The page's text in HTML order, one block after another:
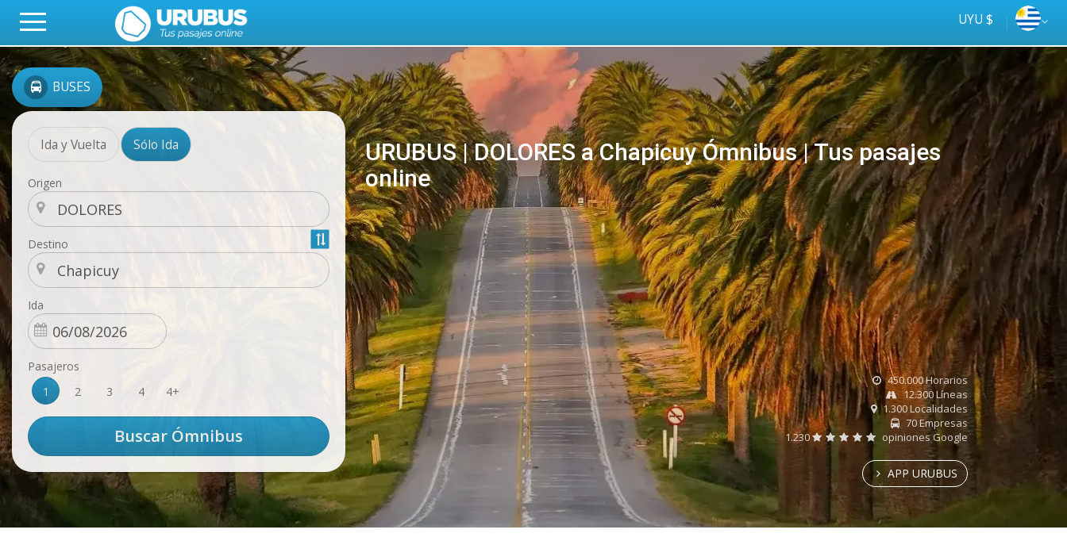
UYU $
BUSES
Ida y Vuelta Sólo Ida
Origen
Destino
Ida
Pasajeros
1
2 3 4 4+
URUBUS | DOLORES a Chapicuy Ómnibus | Tus pasajes
online
online
Tus
ómnibus
450.000 Horarios
12.300 Líneas
1.300 Localidades
70 Empresas
1.230
opiniones Google
APP URUBUS